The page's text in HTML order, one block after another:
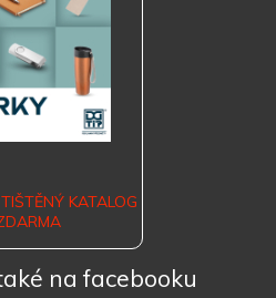
KATALOG
na facebooku